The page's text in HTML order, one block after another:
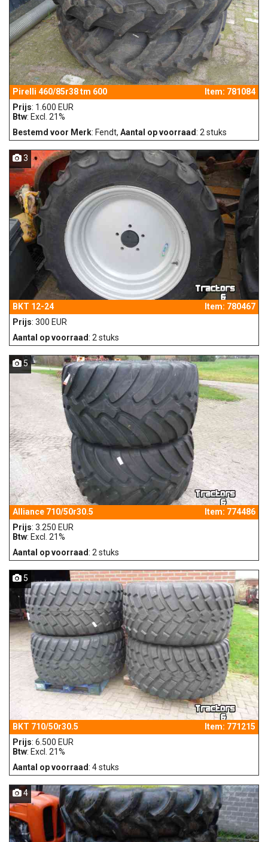
Pirelli 460/85r38 tm 600
Item: 781084
Prijs: 1.600 EUR
Btw: Excl. 21%
Bestemd voor Merk: Fendt, Aantal op voorraad: 2 stuks
3
BKT 12-24
Item: 780467
Prijs: 300 EUR
Aantal op voorraad: 2 stuks
5
Alliance 710/50r30.5
Item: 774486
Prijs: 3.250 EUR
Btw: Excl. 21%
Aantal op voorraad: 2 stuks
5
BKT 710/50r30.5
Item: 771215
Prijs: 6.500 EUR
Btw: Excl. 21%
Aantal op voorraad: 4 stuks
4